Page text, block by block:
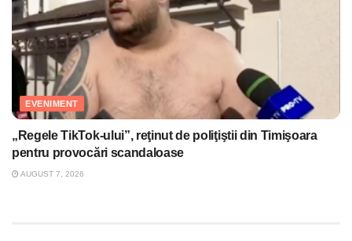
EVENIMENT
„Regele TikTok-ului”, reţinut de poliţiştii din Timişoara
pentru provocări scandaloase
AUGUST 7, 2026